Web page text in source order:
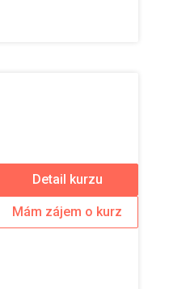
Detail kurzu
Mám zájem o kurz